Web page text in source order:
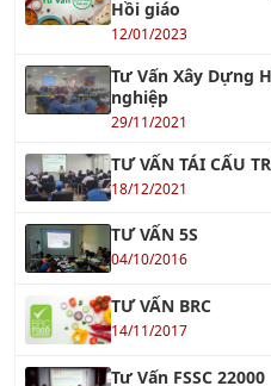
Tư Vấn Xây Dựng
nghiệp
TƯ VẤN TÁI CẤU
18/12/2021
TƯ VẤN 5S
04/10/2016
TƯ VẤN BRC
14/11/2017
Tư Vấn FSSC 22000
12/12/2022